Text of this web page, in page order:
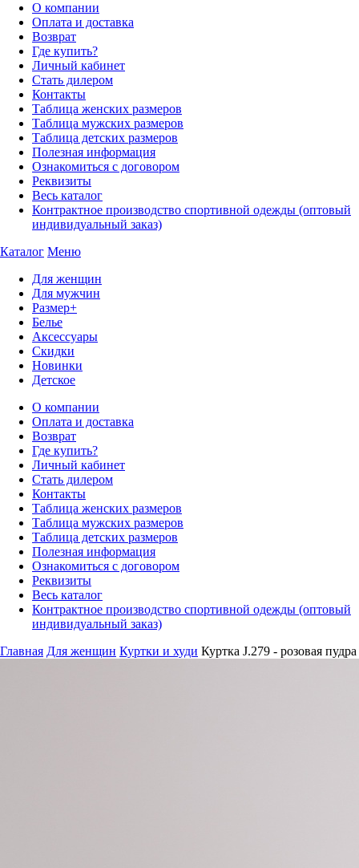
О компании
Оплата и доставка
Возврат
Где купить?
Личный кабинет
Стать дилером
Контакты
Таблица женских размеров
Таблица мужских размеров
Таблица детских размеров
Полезная информация
Ознакомиться с договором
Реквизиты
Весь каталог
Контрактное производство спортивной одежды (оптовый
индивидуальный заказ)
Каталог Меню
Для женщин
Для мужчин
Размер+
Белье
Аксессуары
Скидки
Новинки
Детское
О компании
Оплата и доставка
Возврат
Где купить?
Личный кабинет
Стать дилером
Контакты
Таблица женских размеров
Таблица мужских размеров
Таблица детских размеров
Полезная информация
Ознакомиться с договором
Реквизиты
Весь каталог
Контрактное производство спортивной одежды (оптовый
индивидуальный заказ)
Главная Для женщин Куртки и худи Куртка J.279 - розовая пудра